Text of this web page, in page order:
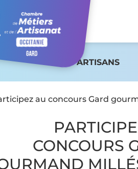
ARTISANS
au concours Gard
CONCOURS